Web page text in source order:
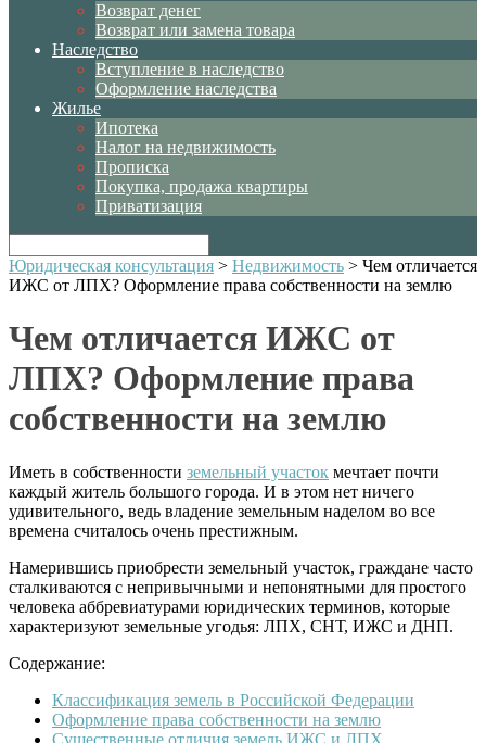
Возврат денег
Возврат или замена товара
Наследство
Вступление в наследство
Оформление наследства
Жилье
Ипотека
Налог на недвижимость
Прописка
Покупка, продажа квартиры
Приватизация
Юридическая консультация > Недвижимость > Чем отличается
ИЖС от ЛПХ? Оформление права собственности на землю
Чем отличается ИЖС от
ЛПХ? Оформление права
собственности на землю
Иметь в собственности земельный участок мечтает почти
каждый житель большого города. И в этом нет ничего
удивительного, ведь владение земельным наделом во все
времена считалось очень престижным.
Намерившись приобрести земельный участок, граждане часто
сталкиваются с непривычными и непонятными для простого
человека аббревиатурами юридических терминов, которые
характеризуют земельные угодья: ЛПХ, СНТ, ИЖС и ДНП.
Содержание:
Классификация земель в Российской Федерации
Оформление права собственности на землю
Существенные отличия земель ИЖС и ЛПХ